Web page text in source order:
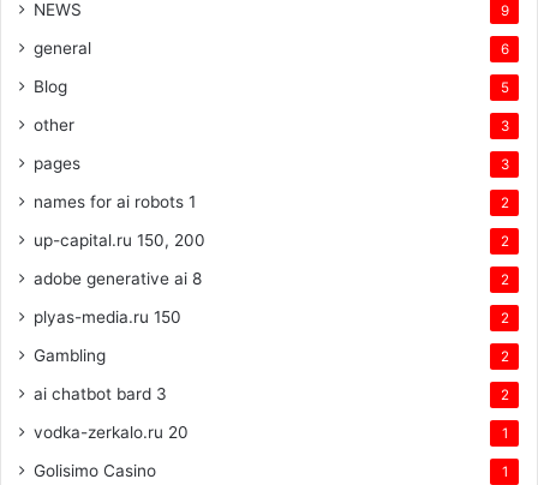
NEWS 9
general 6
Blog 5
other 3
pages 3
names for ai robots 1 2
up-capital.ru 150, 200 2
adobe generative ai 8 2
plyas-media.ru 150 2
Gambling 2
ai chatbot bard 3 2
vodka-zerkalo.ru 20 1
Golisimo Casino 1